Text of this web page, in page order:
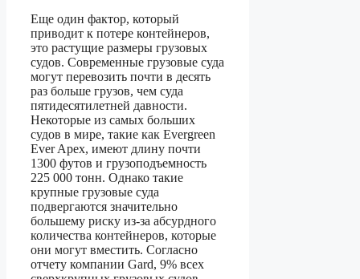
Еще один фактор, который
приводит к потере контейнеров,
это растущие размеры грузовых
судов. Современные грузовые суда
могут перевозить почти в десять
раз больше грузов, чем суда
пятидесятилетней давности.
Некоторые из самых больших
судов в мире, такие как Evergreen
Ever Apex, имеют длину почти
1300 футов и грузоподъемность
225 000 тонн. Однако такие
крупные грузовые суда
подвергаются значительно
большему риску из-за абсурдного
количества контейнеров, которые
они могут вместить. Согласно
отчету компании Gard, 9% всех